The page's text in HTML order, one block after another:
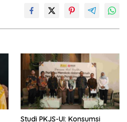
Studi PKJS-UI: Konsumsi